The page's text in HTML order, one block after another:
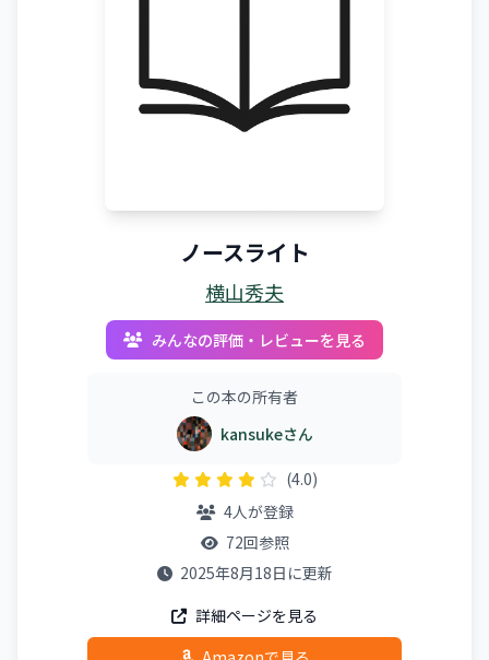
ノースライト
横山秀夫
みんなの評価・レビューを見る
この本の所有者
kansukeさん
(4.0)
4人が登録
72回参照
2025年8月18日に更新
詳細ページを見る